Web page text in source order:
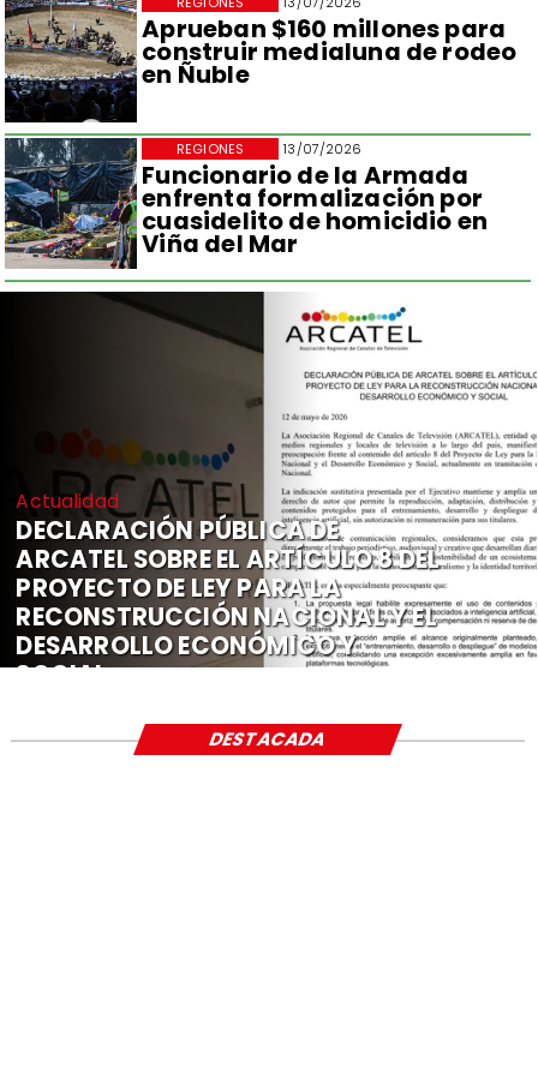
Aprueban $160 millones para
construir medialuna de rodeo
en Ñuble
13/07/2026
Funcionario de la Armada
enfrenta formalización por
cuasidelito de homicidio en
Viña del Mar
REGIONES
Actualidad
DECLARACIÓN PÚBLICA DE
ARCATEL SOBRE EL ARTÍCULO 8 DEL
PROYECTO DE LEY PARA LA
RECONSTRUCCIÓN NACIONAL Y EL
DESARROLLO ECONÓMICO Y
SOCIAL
DESTACADA